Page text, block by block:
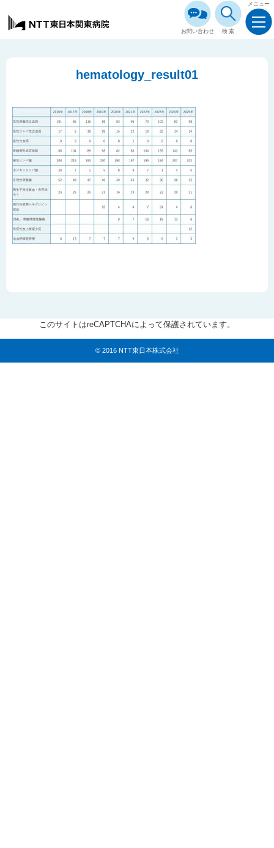
お問い合わせ 検索
メニュー
hematology_result01
このサイトはreCAPTCHAによって保護されています。
© 2016 NTT東日本株式会社